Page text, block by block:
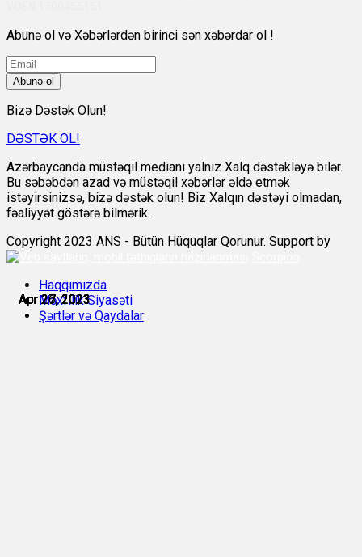
Apr 26, 2023
Apr 27, 2023
Apr 27, 2023
Apr 27, 2023
Apr 27, 2023
Apr 27, 2023
Abunə ol və Xəbərlərdən birinci sən xəbərdar ol !
Abunə ol
Bizə Dəstək Olun!
DƏSTƏK OL!
Azərbaycanda müstəqil medianı yalnız Xalq dəstəkləyə bilər.
Bu səbəbdən azad və müstəqil xəbərlər əldə etmək
istəyirsinizsə, bizə dəstək olun! Biz Xalqın dəstəyi olmadan,
fəaliyyət göstərə bilmərik.
Copyright 2023 ANS - Bütün Hüquqlar Qorunur. Support by
Haqqımızda
Məxfilik Siyasəti
Şərtlər və Qaydalar